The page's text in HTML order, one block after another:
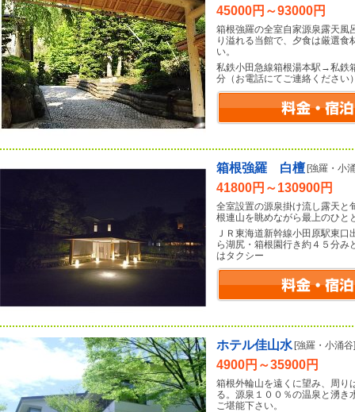
45000円～93000円
箱根強羅の全室自家源泉露天風
り溢れる当館で、夕食は厳選
い。
私鉄小田急線箱根湯本駅→私鉄
分（お電話にてご連絡ください
箱根強羅 白檀 [強羅・小
41800円～130900円
全室設置の源泉掛け流し露天
根連山を眺めながら最上のひと
ＪＲ東海道新幹線小田原駅東
ら湖尻・箱根園行き約４５分
はタクシー
ホテル佳山水 [強羅・小涌谷]
4900円～35900円
箱根外輪山を遠くに望み、周り
る。源泉１００％の温泉と湧き
ご堪能下さい。